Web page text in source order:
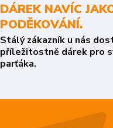
DÁREK NAVÍC
PODĚKOVÁNÍ.
Stálý zákazník u nás
příležitostně dárek pro
parťáka.